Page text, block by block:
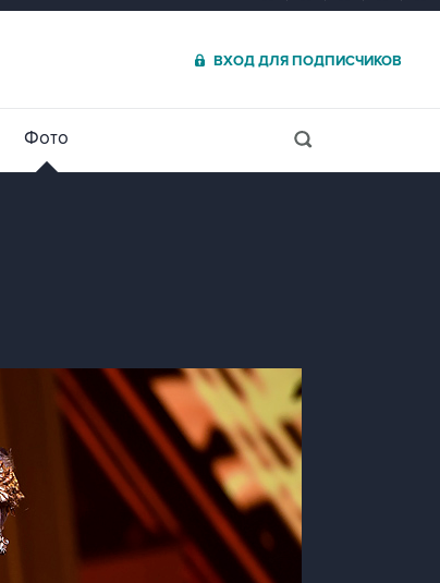
ВХОД ДЛЯ ПОДПИСЧИКОВ
Фото